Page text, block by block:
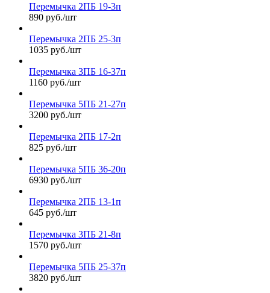
Перемычка 2ПБ 19-3п
890 руб./шт
Перемычка 2ПБ 25-3п
1035 руб./шт
Перемычка 3ПБ 16-37п
1160 руб./шт
Перемычка 5ПБ 21-27п
3200 руб./шт
Перемычка 2ПБ 17-2п
825 руб./шт
Перемычка 5ПБ 36-20п
6930 руб./шт
Перемычка 2ПБ 13-1п
645 руб./шт
Перемычка 3ПБ 21-8п
1570 руб./шт
Перемычка 5ПБ 25-37п
3820 руб./шт